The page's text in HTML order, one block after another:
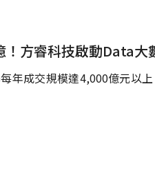
！方睿科技啟動Data
年成交規模達4,000億元以